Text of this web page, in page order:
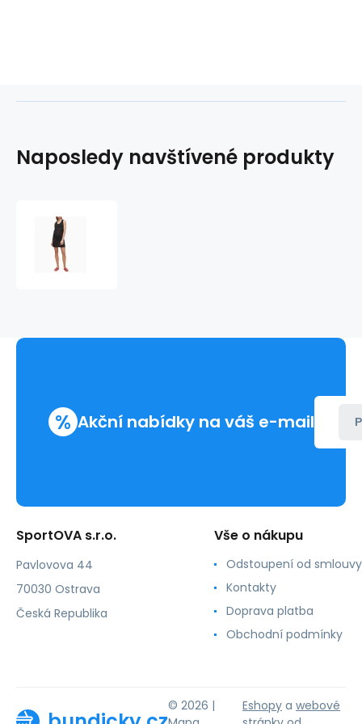
Naposledy navštívené produkty
Klein
% Akční nabídky na váš e-mail
SportOVA s.r.o.
Pavlovova 44
70030 Ostrava
Česká Republika
Vše o nákupu
Odstoupení od smlouvy
Kontakty
Doprava platba
Obchodní podmínky
© 2026 |
Eshopy a webové